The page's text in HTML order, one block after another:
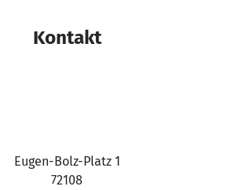
Kontakt
Eugen-Bolz-Platz 1
72108